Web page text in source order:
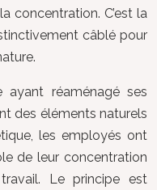
concentration. C’est la
câblé pour
ayant réaménagé ses
des éléments naturels
les employés ont
de leur concentration
Le principe est